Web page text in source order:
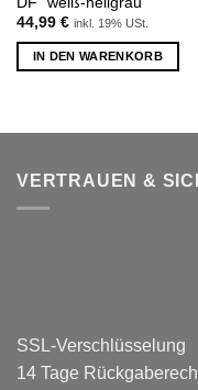
44,99 € inkl. 19% USt.
IN DEN WARENKORB
VERTRAUEN &
SSL-Verschlüsselung
14 Tage